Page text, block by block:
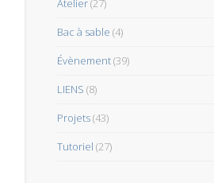
Atelier(27)
Bac à sable (4)
Évènement(39)
LIENS (8)
Projets(43)
Tutoriel (27)